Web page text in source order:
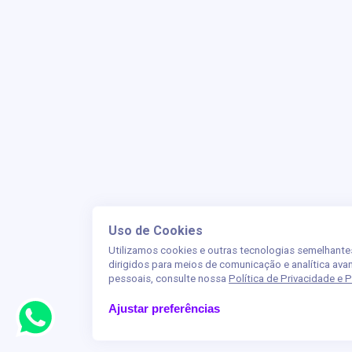
Uso de Cookies
Utilizamos cookies e outras tecnologias
dirigidos para meios de comunicação e analítica
pessoais, consulte nossa Política de Privacidade e
Ajustar preferências